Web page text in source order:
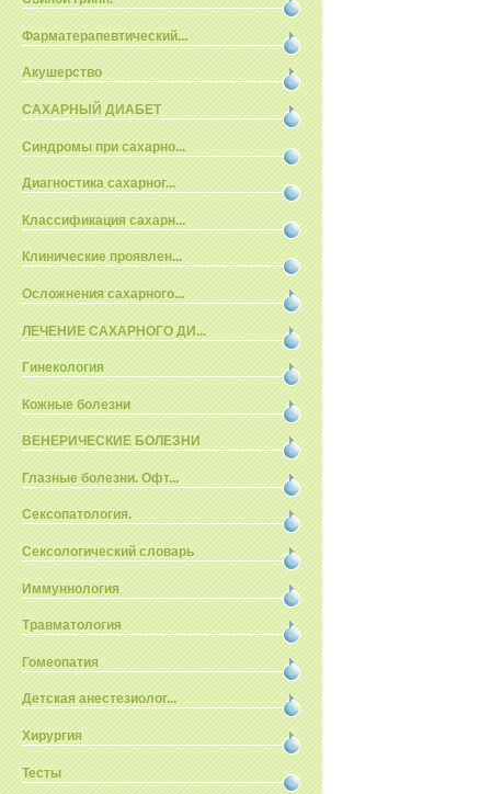
Фарматерапевтический...
Акушерство
САХАРНЫЙ ДИАБЕТ
Синдромы при сахарно...
Диагностика сахарног...
Классификация сахарн...
Клинические проявлен...
Осложнения сахарного...
ЛЕЧЕНИЕ САХАРНОГО ДИ...
Гинекология
Кожные болезни
ВЕНЕРИЧЕСКИЕ БОЛЕЗНИ
Глазные болезни. Офт...
Сексопатология.
Сексологический словарь
Иммуннология
Травматология
Гомеопатия
Детская анестезиолог...
Хирургия
Тесты